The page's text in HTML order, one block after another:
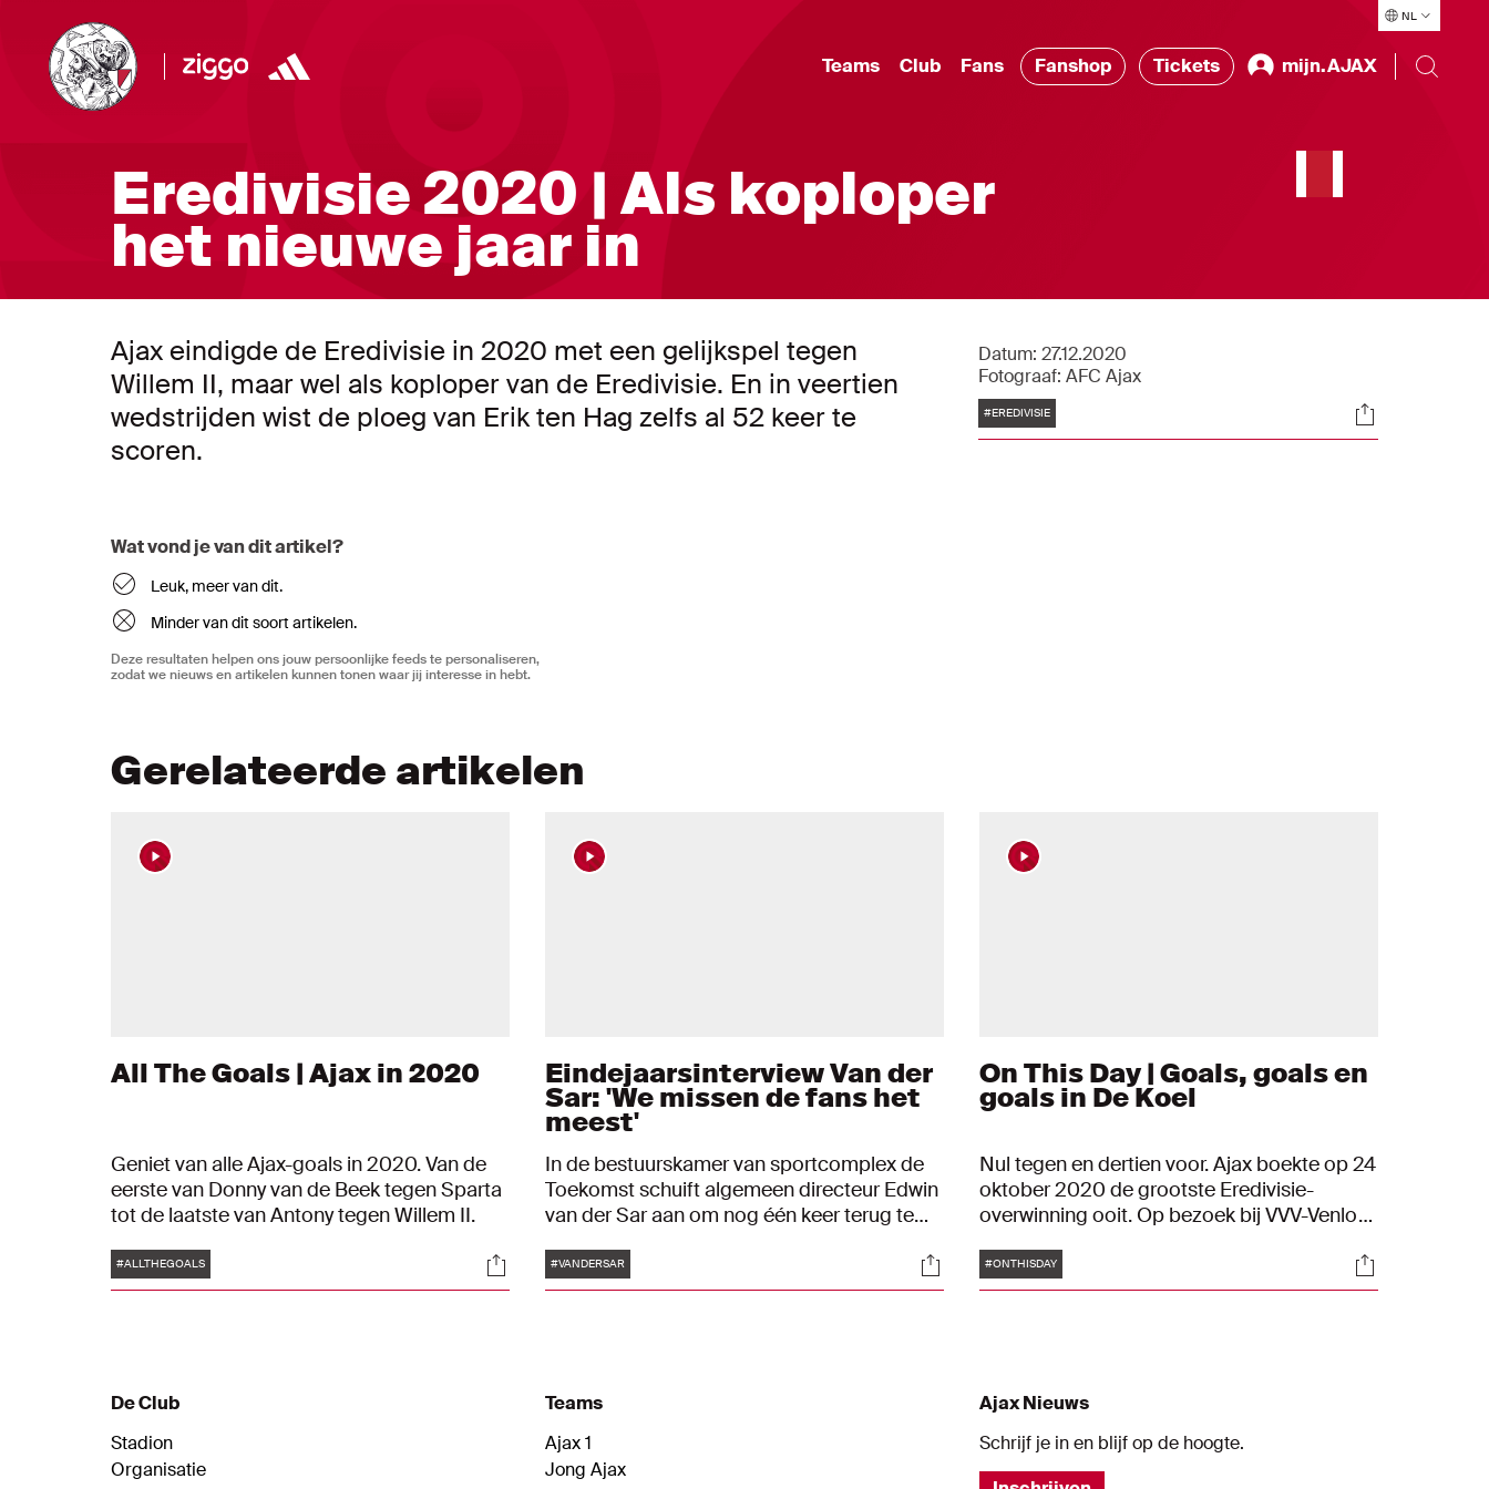
NL
Teams Club Fans Fanshop Tickets mijn.AJAX
Eredivisie 2020 | Als koploper
het nieuwe jaar in
Ajax eindigde de Eredivisie in 2020 met een gelijkspel tegen
Willem II, maar wel als koploper van de Eredivisie. En in veertien
wedstrijden wist de ploeg van Erik ten Hag zelfs al 52 keer te
scoren.
Datum: 27.12.2020
Fotograaf: AFC Ajax
Tags
#EREDIVISIE Socials
Wat vond je van dit artikel?
Leuk, meer van dit.
Minder van dit soort artikelen.
Deze resultaten helpen ons jouw persoonlijke feeds te personaliseren,
zodat we nieuws en artikelen kunnen tonen waar jij interesse in hebt.
Gerelateerde artikelen
All The Goals | Ajax in 2020
Geniet van alle Ajax-goals in 2020. Van de
eerste van Donny van de Beek tegen Sparta
tot de laatste van Antony tegen Willem II.
Tags
#ALLTHEGOALS Socials
Eindejaarsinterview Van der
Sar: 'We missen de fans het
meest'
In de bestuurskamer van sportcomplex de
Toekomst schuift algemeen directeur Edwin
van der Sar aan om nog één keer terug te
de uitbraak van het coronavirus. "De
afgelopen negen maanden hebben ook op
Tags
#VANDERSAR Socials
On This Day | Goals, goals en
goals in De Koel
Nul tegen en dertien voor. Ajax boekte op 24
oktober 2020 de grootste Eredivisie-
overwinning ooit. Op bezoek bij VVV-Venlo
er nog maar even een keer goed voor zitten:
bijna elf minuten aan historische beelden.
Tags
#ONTHISDAY Socials
De Club
Stadion
Organisatie
Teams
Ajax 1
Jong Ajax
Ajax Nieuws
Schrijf je in en blijf op de hoogte.